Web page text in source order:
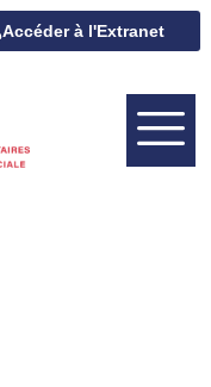
Accéder à l'Extranet